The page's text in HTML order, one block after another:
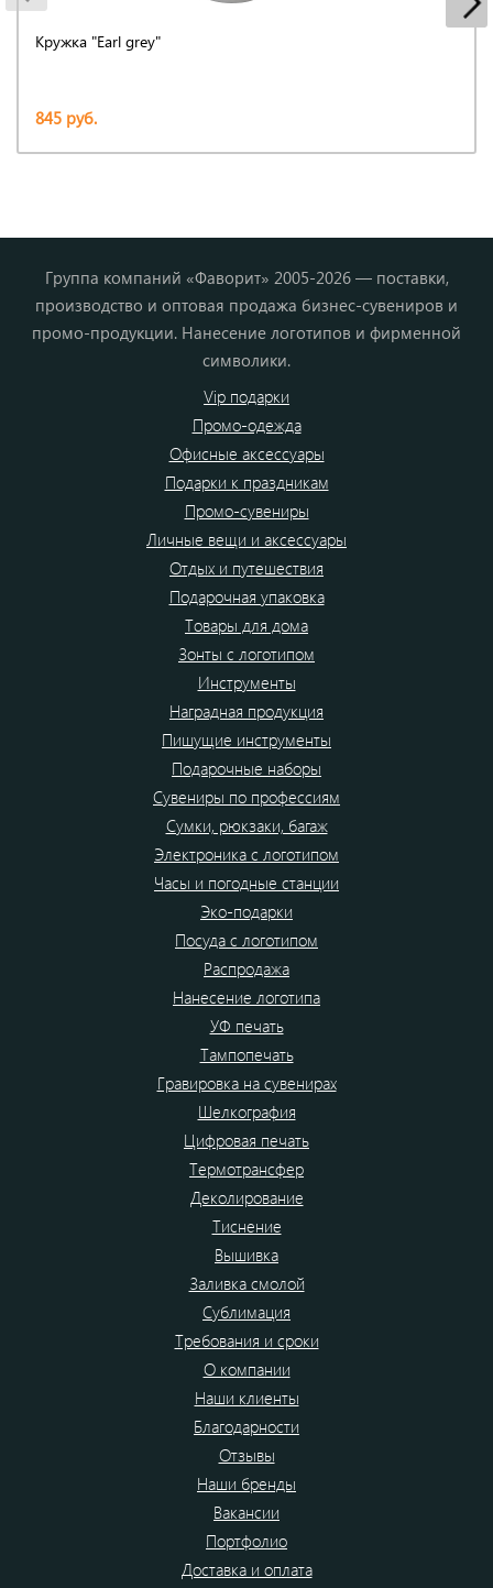
Кружка "Earl grey"
845 руб.
Группа компаний «Фаворит» 2005-2026 — поставки,
производство и оптовая продажа бизнес-сувениров и
промо-продукции. Нанесение логотипов и фирменной
символики.
Vip подарки
Промо-одежда
Офисные аксессуары
Подарки к праздникам
Промо-сувениры
Личные вещи и аксессуары
Отдых и путешествия
Подарочная упаковка
Товары для дома
Зонты с логотипом
Инструменты
Наградная продукция
Пишущие инструменты
Подарочные наборы
Сувениры по профессиям
Сумки, рюкзаки, багаж
Электроника с логотипом
Часы и погодные станции
Эко-подарки
Посуда с логотипом
Распродажа
Нанесение логотипа
УФ печать
Тампопечать
Гравировка на сувенирах
Шелкография
Цифровая печать
Термотрансфер
Деколирование
Тиснение
Вышивка
Заливка смолой
Сублимация
Требования и сроки
О компании
Наши клиенты
Благодарности
Отзывы
Наши бренды
Вакансии
Портфолио
Доставка и оплата